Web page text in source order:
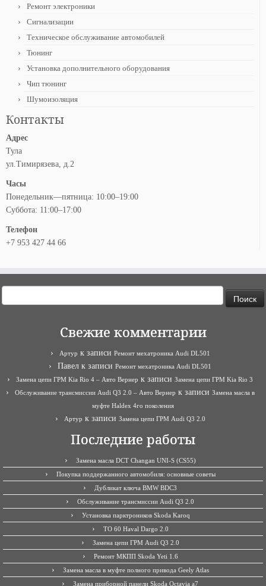
Ремонт электроники
Сигнализации
Техническое обслуживание автомобилей
Тюнинг
Установка дополнительного оборудования
Чип тюнинг
Шумоизоляция
Контакты
Адрес
Тула
ул.Тимирязева, д.2
Часы
Понедельник—пятница: 10:00–19:00
Суббота: 11:00–17:00
Телефон
+7 953 427 44 66
Свежие комментарии
Артур к записи Ремонт мехатроника Audi DL501
Павел к записи Ремонт мехатроника Audi DL501
Замена цепи ГРМ Kia Rio 4 – Авто Вернер к записи Замена цепи ГРМ Kia Rio 3
Обслуживание трансмиссии Audi Q3 2.0 – Авто Вернер к записи Замена масла в
муфте Haldex 4го поколения
Артур к записи Замена цепи ГРМ Audi Q3 2.0
Последние работы
Замена масла DCT Changan UNI-S (CS55)
Покупка поддержанного автомобиля: основные советы
Дубликат ключа BMW BDC3
Обслуживание трансмиссии Audi Q3 2.0
Установка парктроников Skoda Karoq
ТО 60 Haval Dargo 2.0
Замена цепи ГРМ Audi Q3 2.0
Ремонт МКПП Skoda Yeti 1.6
Замена масла в муфте полного привода Geely Atlas
Замена приборной панели Skoda Octavia a7